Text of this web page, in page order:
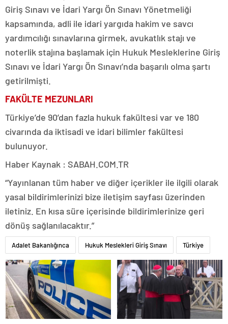
Giriş Sınavı ve İdari Yargı Ön Sınavı Yönetmeliği
kapsamında, adli ile idari yargıda hakim ve savcı
yardımcılığı sınavlarına girmek, avukatlık stajı ve
noterlik stajına başlamak için Hukuk Mesleklerine Giriş
Sınavı ve İdari Yargı Ön Sınavı’nda başarılı olma şartı
getirilmişti.
FAKÜLTE MEZUNLARI
Türkiye’de 90’dan fazla hukuk fakültesi var ve 180
civarında da iktisadi ve idari bilimler fakültesi
bulunuyor.
Haber Kaynak : SABAH.COM.TR
“Yayınlanan tüm haber ve diğer içerikler ile ilgili olarak
yasal bildirimlerinizi bize iletişim sayfası üzerinden
iletiniz. En kısa süre içerisinde bildirimlerinize geri
dönüş sağlanılacaktır.”
Adalet Bakanlığınca Hukuk Meslekleri Giriş Sınavı Türkiye